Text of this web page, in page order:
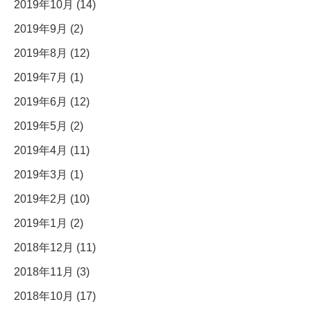
2019年10月 (14)
2019年9月 (2)
2019年8月 (12)
2019年7月 (1)
2019年6月 (12)
2019年5月 (2)
2019年4月 (11)
2019年3月 (1)
2019年2月 (10)
2019年1月 (2)
2018年12月 (11)
2018年11月 (3)
2018年10月 (17)